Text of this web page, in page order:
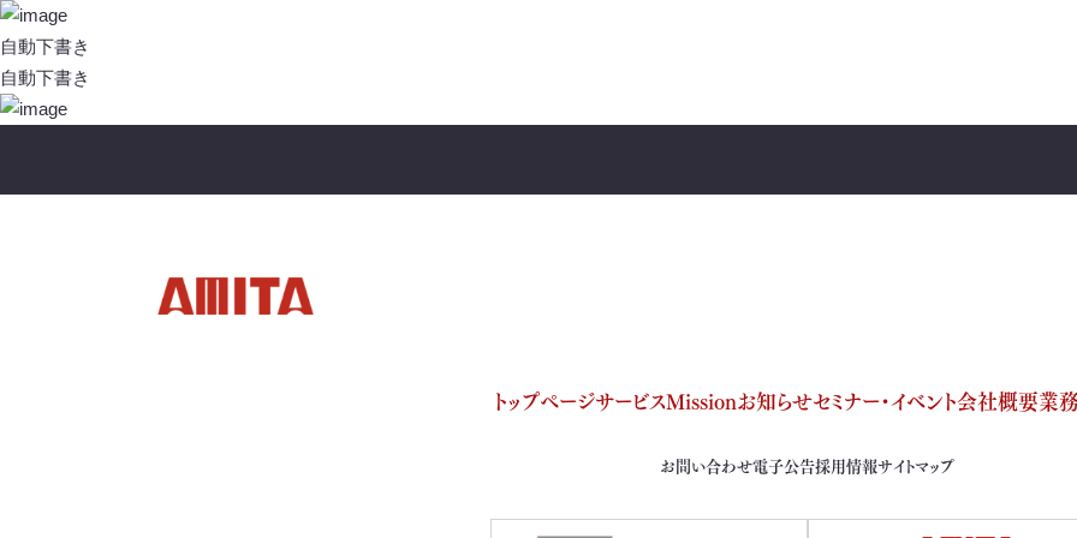
投
稿
ナ
ビ
シ
自動下書き
自動下書き
トップページサービスMissionお知らせセミナー・イベント会社概要業
お問い合わせ電子公告採用情報サイトマップ